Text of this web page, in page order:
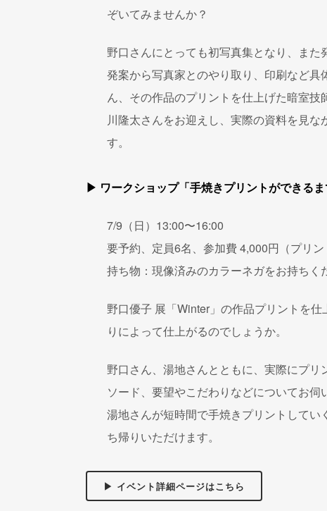
ぞいてみませんか？
野口さんにとっても初写真集となり、ま
発案から写真家とのやり取り、印刷など
ん、その作品のプリントを仕上げた暗室
川隆太さんをお迎えし、実際の資料を見
す。
▶ ワークショップ「手焼きプリントができるま
7/9（日）13:00〜16:00
要予約、定員6名、参加費 4,000円（プリン
持ち物：現像済みのカラーネガをお持ちく
野口優子 展「Winter」の作品プリントを
りによって仕上がるのでしょうか。
野口さん、湯地さんとともに、実際にプ
ソード、要望やこだわりなどについてお伺
湯地さんが短時間で手焼きプリントして
ち帰りいただけます。
▶ イベント詳細ページはこちら